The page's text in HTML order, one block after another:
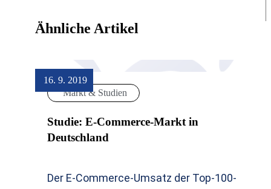
Ähnliche Artikel
16. 9. 2019
Markt & Studien
Studie: E-Commerce-Markt in
Deutschland
Der E-Commerce-Umsatz der Top-100-